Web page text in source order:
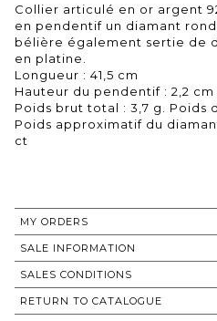
Collier articulé en or argent
en pendentif un diamant
bélière également sertie de
en platine.
Longueur : 41,5 cm
Hauteur du pendentif : 2,2 cm
Poids brut total : 3,7 g. Poids
Poids approximatif du
ct
MY ORDERS
SALE INFORMATION
SALES CONDITIONS
RETURN TO CATALOGUE